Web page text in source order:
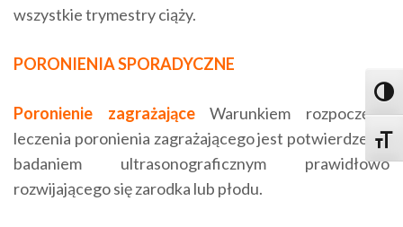
wszystkie trymestry ciąży.
PORONIENIA SPORADYCZNE
Poronienie zagrażająceWarunkiem rozpoczęcia
leczenia poronienia zagrażającego jest potwierdzenie
badaniem ultrasonograficznym prawidłowo
rozwijającego się zarodka lub płodu.